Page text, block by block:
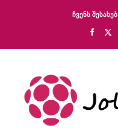
ᲩᲕᲔᲜᲡ ᲨᲔᲡᲐᲮᲔᲑ